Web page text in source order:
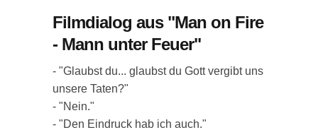
Filmdialog aus "Man on Fire
- Mann unter Feuer"
- "Glaubst du... glaubst du Gott vergibt uns
unsere Taten?"
- "Nein."
- "Den Eindruck hab ich auch."